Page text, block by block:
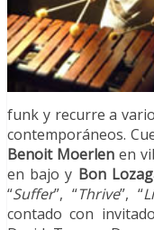
funk y recurre a
contemporáneos.
Benoit Moerlenen
en bajo y Bon
“Suffer”, “Thrive”, “
contado con